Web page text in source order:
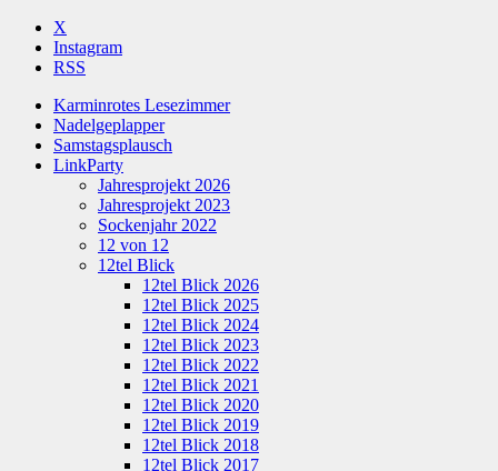
X
Instagram
RSS
Karminrotes Lesezimmer
Nadelgeplapper
Samstagsplausch
LinkParty
Jahresprojekt 2026
Jahresprojekt 2023
Sockenjahr 2022
12 von 12
12tel Blick
12tel Blick 2026
12tel Blick 2025
12tel Blick 2024
12tel Blick 2023
12tel Blick 2022
12tel Blick 2021
12tel Blick 2020
12tel Blick 2019
12tel Blick 2018
12tel Blick 2017